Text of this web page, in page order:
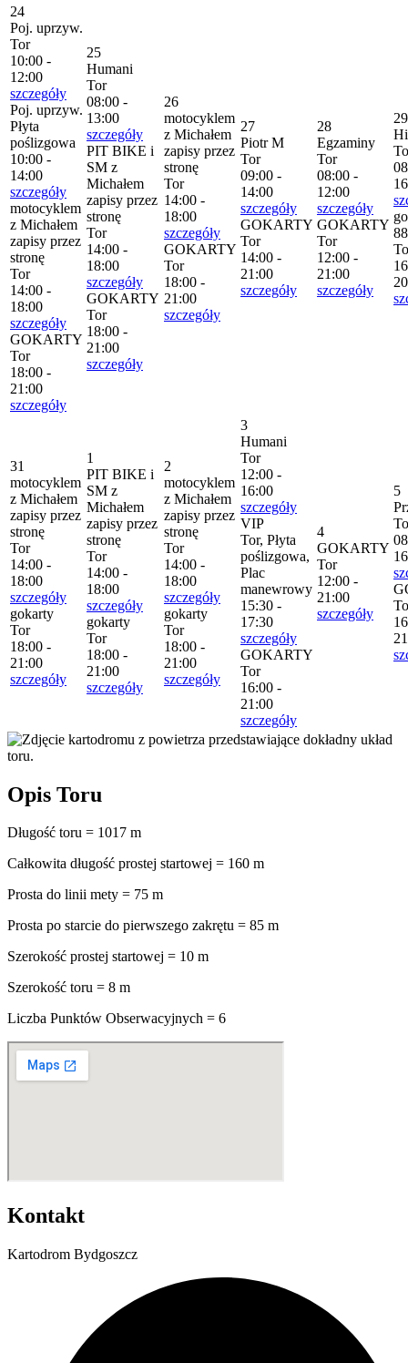
24
Poj. uprzyw.
Tor
10:00 -
12:00
szczegóły
Poj. uprzyw.
Płyta
poślizgowa
10:00 -
14:00
szczegóły
motocyklem
z Michałem
zapisy przez
stronę
Tor
14:00 -
18:00
szczegóły
GOKARTY
Tor
18:00 -
21:00
szczegóły
25
Humani
Tor
08:00 -
13:00
szczegóły
PIT BIKE i
SM z
Michałem
zapisy przez
stronę
Tor
14:00 -
18:00
szczegóły
GOKARTY
Tor
18:00 -
21:00
szczegóły
26
motocyklem
z Michałem
zapisy przez
stronę
Tor
14:00 -
18:00
szczegóły
GOKARTY
Tor
18:00 -
21:00
szczegóły
27
Piotr M
Tor
09:00 -
14:00
szczegóły
GOKARTY
Tor
14:00 -
21:00
szczegóły
28
Egzaminy
Tor
08:00 -
12:00
szczegóły
GOKARTY
Tor
12:00 -
21:00
szczegóły
29
31
motocyklem
z Michałem
zapisy przez
stronę
Tor
14:00 -
18:00
szczegóły
gokarty
Tor
18:00 -
21:00
szczegóły
1
PIT BIKE i
SM z
Michałem
zapisy przez
stronę
Tor
14:00 -
18:00
szczegóły
gokarty
Tor
18:00 -
21:00
szczegóły
2
motocyklem
z Michałem
zapisy przez
stronę
Tor
14:00 -
18:00
szczegóły
gokarty
Tor
18:00 -
21:00
szczegóły
3
Humani
Tor
12:00 -
16:00
szczegóły
VIP
Tor, Płyta
poślizgowa,
Plac
manewrowy
15:30 -
17:30
szczegóły
GOKARTY
Tor
16:00 -
21:00
szczegóły
4
GOKARTY
Tor
12:00 -
21:00
szczegóły
5
Opis Toru
Długość toru = 1017 m
Całkowita długość prostej startowej = 160 m
Prosta do linii mety = 75 m
Prosta po starcie do pierwszego zakrętu = 85 m
Szerokość prostej startowej = 10 m
Szerokość toru = 8 m
Liczba Punktów Obserwacyjnych = 6
Kontakt
Kartodrom Bydgoszcz